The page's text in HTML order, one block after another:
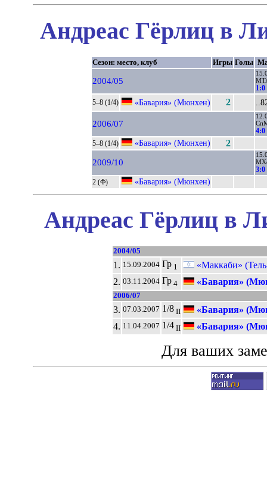
Андреас Гёрлиц в
Сезон: место, клуб Игры Голы
2004/05
1:0
5–8 (1/4) «Бавария» (Мюнхен) 2
2006/07
4:0
5–8 (1/4) «Бавария» (Мюнхен) 2
2009/10
3:0
2 (Ф) «Бавария» (Мюнхен)
Андреас Гёрлиц в
2004/05
1. 15.09.2004 Гр 1
«Маккаби»
2. 03.11.2004 Гр 4 «Бавария»
2006/07
3. 07.03.2007 1/8 II
«Бавария»
4. 11.04.2007 1/4 II «Бавария»
Для ваших